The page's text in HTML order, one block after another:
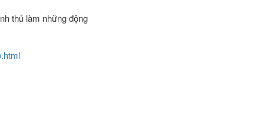
thủ làm những động